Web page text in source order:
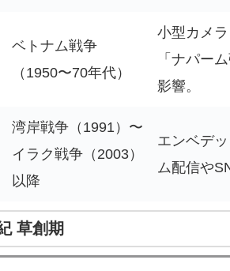
ベトナム戦争
（1950〜70年代）
小型カメ
「ナパー
影響。
湾岸戦争（1991）〜
イラク戦争（2003）
以降
エンベデ
ム配信や
草創期